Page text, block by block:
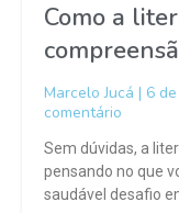
Como a
Marcelo Jucá 6
comentário
Sem dúvidas, a
pensando no que
saudável desafio